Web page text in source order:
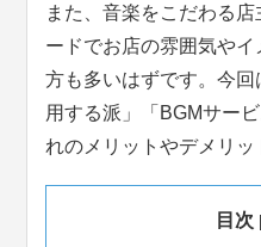
また、音楽をこだわる
ードでお店の雰囲気や
方も多いはずです。今
用する派」「BGMサー
れのメリットやデメリッ
目次